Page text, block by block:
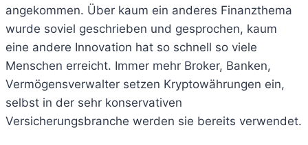
angekommen. Über kaum ein anderes Finanzthema
wurde soviel geschrieben und gesprochen, kaum
eine andere Innovation hat so schnell so viele
Menschen erreicht. Immer mehr Broker, Banken,
Vermögensverwalter setzen Kryptowährungen ein,
selbst in der sehr konservativen
Versicherungsbranche werden sie bereits verwendet.